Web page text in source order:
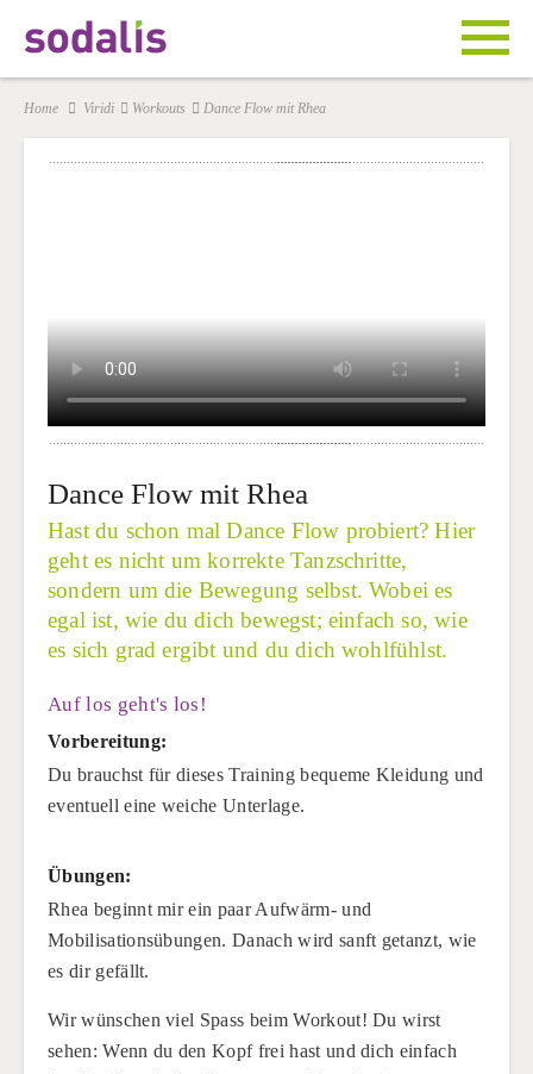
Home Viridi Workouts Dance Flow mit Rhea
Dance Flow mit Rhea
Hast du schon mal Dance Flow probiert? Hier
geht es nicht um korrekte Tanzschritte,
sondern um die Bewegung selbst. Wobei es
egal ist, wie du dich bewegst; einfach so, wie
es sich grad ergibt und du dich wohlfühlst.
Auf los geht's los!
Vorbereitung:
Du brauchst für dieses Training bequeme Kleidung und
eventuell eine weiche Unterlage.
Übungen:
Rhea beginnt mir ein paar Aufwärm- und
Mobilisationsübungen. Danach wird sanft getanzt, wie
es dir gefällt.
Wir wünschen viel Spass beim Workout! Du wirst
sehen: Wenn du den Kopf frei hast und dich einfach